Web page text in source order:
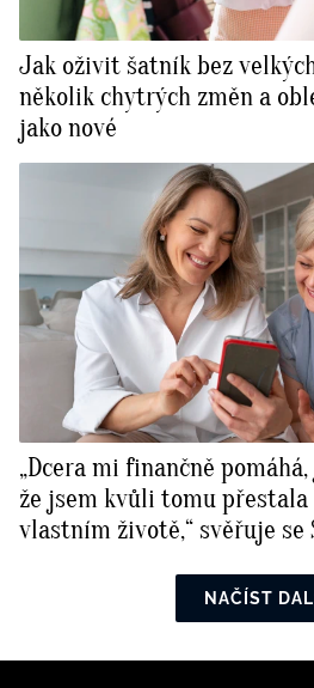
Jak oživit šatník bez
několik chytrých změn a
jako nové
„Dcera mi finančně
že jsem kvůli tomu přestala
vlastním životě,“ svěřuje se
NAČÍST